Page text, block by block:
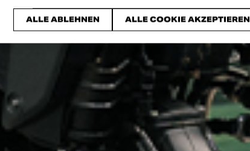
ALLE ABLEHNEN ALLE COOKIE AKZEPTIEREN